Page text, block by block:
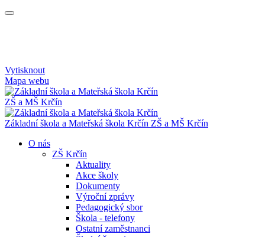
Vytisknout
Mapa webu
ZŠ a MŠ Krčín
Základní škola a Mateřská škola Krčín ZŠ a MŠ Krčín
O nás
ZŠ Krčín
Aktuality
Akce školy
Dokumenty
Výroční zprávy
Pedagogický sbor
Škola - telefony
Ostatní zaměstnanci